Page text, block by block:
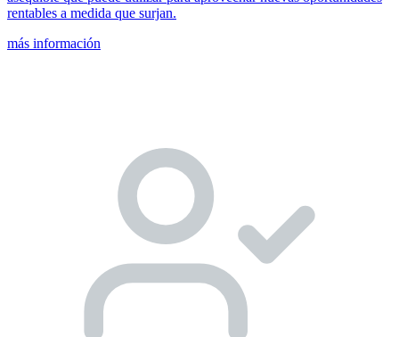
rentables a medida que surjan.
más información